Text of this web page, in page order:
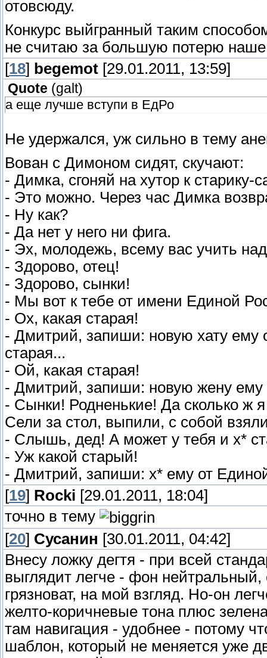
отовсюду.
Конкурс выйгранный таким
не считаю за большую потерю наше
[18] begemot [29.01.2011, 13:59]
Quote (galt)
а еще лучше вступи в ЕдРо
Не удержался, уж сильно в тему
Вован с Димоном сидят, скучают:
- Димка, сгоняй на хутор к старику-
- Это можно. Через час Димка
- Ну как?
- Да нет у него ни фига.
- Эх, молодежь, всему вас учить
- Здорово, отец!
- Здорово, сынки!
- Мы вот к тебе от имени Единой
- Ох, какая старая!
- Дмитрий, запиши: новую хату ему
старая...
- Ой, какая старая!
- Дмитрий, запиши: новую жену ему
- Сынки! Родненькие! Да сколько ж
Сели за стол, выпили, с собой
- Слышь, дед! А может у тебя и х*
- Уж какой старый!
- Дмитрий, запиши: х* ему от
[19] Rocki [29.01.2011, 18:04]
точно в тему
[20] Сусанин [30.01.2011, 04:42]
Внесу ложку дегтя - при всей
выглядит легче - фон
грязноват, на мой взгляд. Но-он
желто-коричневые тона плюс
там навигация - удобнее - потому
шаблон, который не меняется уже